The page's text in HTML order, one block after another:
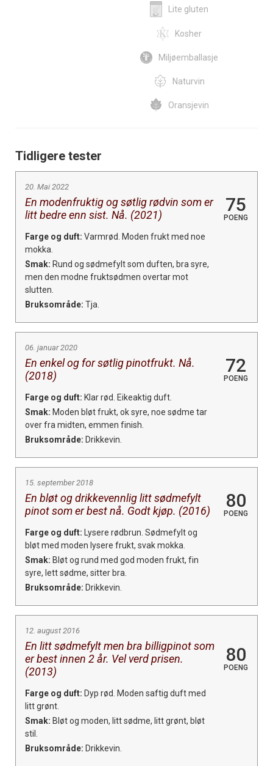
Lite gluten
Kosher
Miljøemballasje
Naturvin
Oransjevin
Tidligere tester
20. Mai 2022
En modenfruktig og søtlig rødvin som er
litt bedre enn sist. Nå. (2021)
75
POENG
Farge og duft: Varmrød. Moden frukt med noe
mokka.
Smak: Rund og sødmefylt som duften, bra syre,
men den modne fruktsødmen overtar mot
slutten.
Bruksområde: Tja.
06. januar 2020
En enkel og for søtlig pinotfrukt. Nå.
(2018)
72
POENG
Farge og duft: Klar rød. Eikeaktig duft.
Smak: Moden bløt frukt, ok syre, noe sødme tar
over fra midten, emmen finish.
Bruksområde: Drikkevin.
15. september 2018
En bløt og drikkevennlig litt sødmefylt
pinot som er best nå. Godt kjøp. (2016)
80
POENG
Farge og duft: Lysere rødbrun. Sødmefylt og
bløt med moden lysere frukt, svak mokka.
Smak: Bløt og rund med god moden frukt, fin
syre, lett sødme, sitter bra.
Bruksområde: Drikkevin.
12. august 2016
En litt sødmefylt men bra billigpinot som
er best innen 2 år. Vel verd prisen.
(2013)
80
POENG
Farge og duft: Dyp rød. Moden saftig duft med
litt grønt.
Smak: Bløt og moden, litt sødme, litt grønt, bløt
stil.
Bruksområde: Drikkevin.